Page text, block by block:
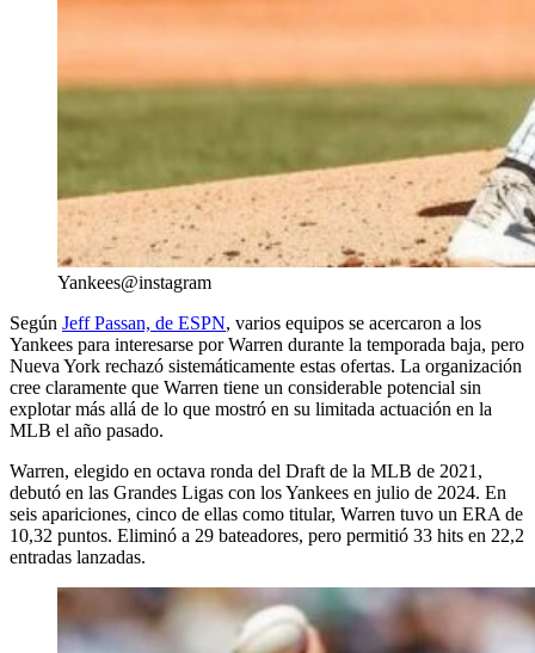
Yankees@instagram
Según Jeff Passan, de ESPN, varios equipos se acercaron a los
Yankees para interesarse por Warren durante la temporada baja, pero
Nueva York rechazó sistemáticamente estas ofertas. La organización
cree claramente que Warren tiene un considerable potencial sin
explotar más allá de lo que mostró en su limitada actuación en la
MLB el año pasado.
Warren, elegido en octava ronda del Draft de la MLB de 2021,
debutó en las Grandes Ligas con los Yankees en julio de 2024. En
seis apariciones, cinco de ellas como titular, Warren tuvo un ERA de
10,32 puntos. Eliminó a 29 bateadores, pero permitió 33 hits en 22,2
entradas lanzadas.